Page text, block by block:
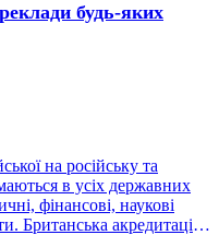
будь-яких
на російську та
в усіх державних
фінансові, наукові
Британська акредитація.